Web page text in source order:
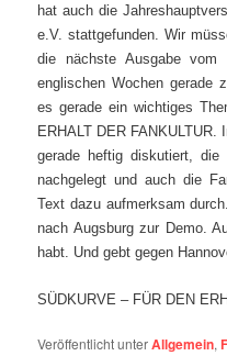
hat auch die
e.V. stattgefunden. Wir
die nächste Ausgabe
englischen Wochen gerade
es gerade ein wichtiges
ERHALT DER
gerade heftig diskutiert, die
nachgelegt und auch die
Text dazu aufmerksam
nach Augsburg zur Demo.
habt. Und gebt gegen
SÜDKURVE – FÜR DEN
Veröffentlicht unterAllgemein,